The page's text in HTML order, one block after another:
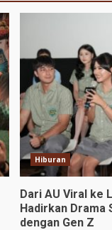
Hiburan
Dari AU Viral ke
Hadirkan Drama
dengan Gen Z